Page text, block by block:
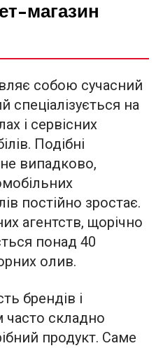
магазин
собою сучасний
спеціалізується на
і сервісних
Подібні
випадково,
постійно зростає.
агентств, щорічно
понад 40
олив.
брендів і
часто складно
продукт. Саме